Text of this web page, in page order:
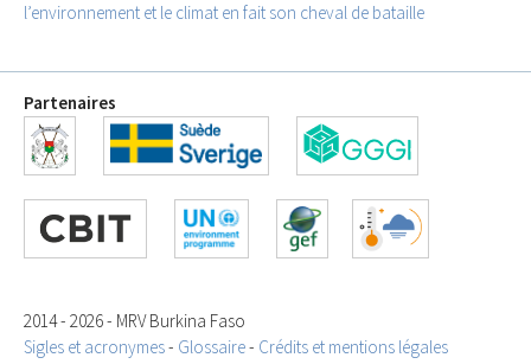
l’environnement et le climat en fait son cheval de bataille
Partenaires
2014 - 2026 - MRV Burkina Faso
Sigles et acronymes- Glossaire- Crédits et mentions légales